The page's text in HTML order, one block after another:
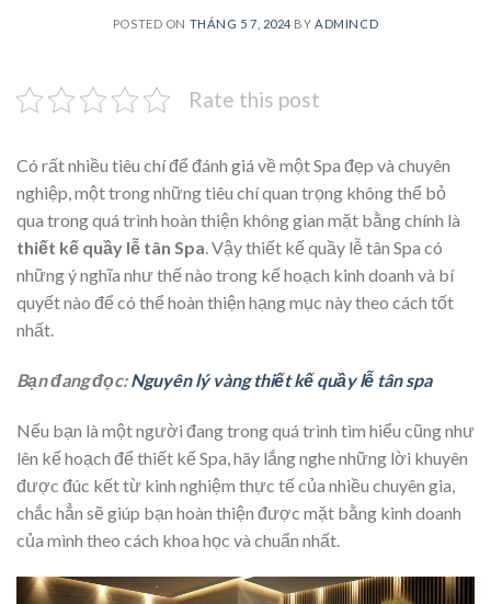
POSTED ON THÁNG 5 7, 2024 BYADMINCD
Rate this post
Có rất nhiều tiêu chí để đánh giá về một Spa đẹp và chuyên
nghiệp, một trong những tiêu chí quan trọng không thể bỏ
qua trong quá trình hoàn thiện không gian mặt bằng chính là
thiết kế quầy lễ tân Spa. Vậy thiết kế quầy lễ tân Spa có
những ý nghĩa như thế nào trong kế hoạch kinh doanh và bí
quyết nào để có thể hoàn thiện hạng mục này theo cách tốt
nhất.
Bạn đang đọc:Nguyên lý vàng thiết kế quầy lễ tân spa
Nếu bạn là một người đang trong quá trình tìm hiểu cũng như
lên kế hoạch để thiết kế Spa, hãy lắng nghe những lời khuyên
được đúc kết từ kinh nghiệm thực tế của nhiều chuyên gia,
chắc hẳn sẽ giúp bạn hoàn thiện được mặt bằng kinh doanh
của mình theo cách khoa học và chuẩn nhất.